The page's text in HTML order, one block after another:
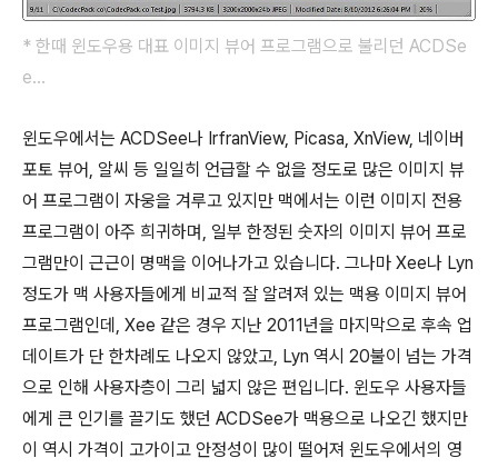
* 한때 윈도우용 대표 이미지 뷰어 프로그램으로 불리던 ACDSe
e...
윈도우에서는 ACDSee나 IrfranView, Picasa, XnView, 네이버
포토 뷰어, 알씨 등 일일히 언급할 수 없을 정도로 많은 이미지 뷰
어 프로그램이 자웅을 겨루고 있지만 맥에서는 이런 이미지 전용
프로그램이 아주 희귀하며, 일부 한정된 숫자의 이미지 뷰어 프로
그램만이 근근이 명맥을 이어나가고 있습니다. 그나마 Xee나 Lyn
정도가 맥 사용자들에게 비교적 잘 알려져 있는 맥용 이미지 뷰어
프로그램인데, Xee 같은 경우 지난 2011년을 마지막으로 후속 업
데이트가 단 한차례도 나오지 않았고, Lyn 역시 20불이 넘는 가격
으로 인해 사용자층이 그리 넓지 않은 편입니다. 윈도우 사용자들
에게 큰 인기를 끌기도 했던 ACDSee가 맥용으로 나오긴 했지만
이 역시 가격이 고가이고 안정성이 많이 떨어져 윈도우에서의 영